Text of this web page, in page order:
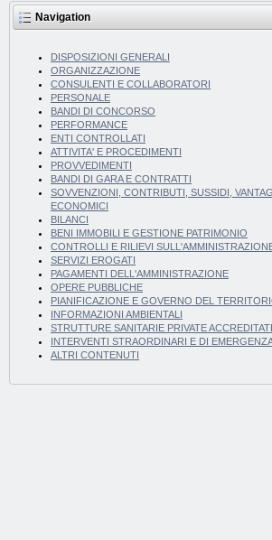
Navigation
DISPOSIZIONI GENERALI
ORGANIZZAZIONE
CONSULENTI E COLLABORATORI
PERSONALE
BANDI DI CONCORSO
PERFORMANCE
ENTI CONTROLLATI
ATTIVITA' E PROCEDIMENTI
PROVVEDIMENTI
BANDI DI GARA E CONTRATTI
SOVVENZIONI, CONTRIBUTI, SUSSIDI,
ECONOMICI
BILANCI
BENI IMMOBILI E GESTIONE PATRIMONIO
CONTROLLI E RILIEVI
SERVIZI EROGATI
PAGAMENTI DELL'AMMINISTRAZIONE
OPERE PUBBLICHE
PIANIFICAZIONE E GOVERNO DEL
INFORMAZIONI AMBIENTALI
STRUTTURE SANITARIE PRIVATE
INTERVENTI STRAORDINARI E DI
ALTRI CONTENUTI